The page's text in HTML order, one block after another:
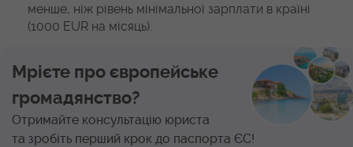
менше, ніж рівень мінімальної зарплати в країні
(1000 EUR на місяць).
Мрієте про європейське
громадянство?
Отримайте консультацію юриста
та зробіть перший крок до паспорта ЄС!